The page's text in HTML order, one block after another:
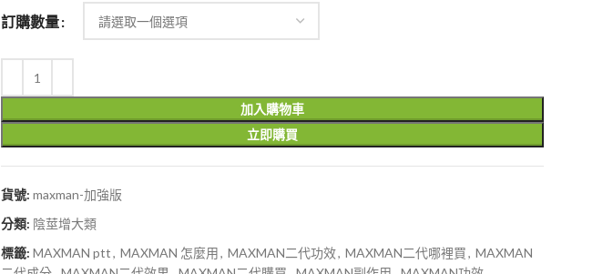
訂購數量
加入購物車
立即購買
貨號: maxman-加強版
分類: 陰莖增大類
標籤: MAXMAN ptt, MAXMAN 怎麼用 , MAXMAN二代功效, MAXMAN二代哪裡買, MAXMAN